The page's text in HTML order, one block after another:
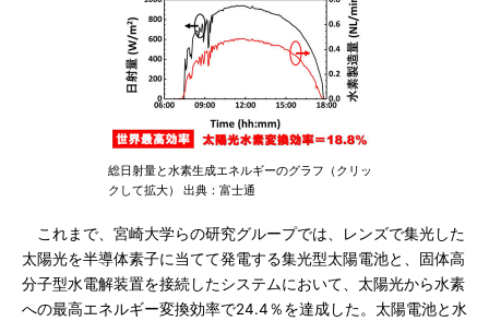
総日射量と水素生成エネルギーのグラフ（クリッ
クして拡大） 出典：富士通
これまで、宮崎大学らの研究グループでは、レンズで集光した
太陽光を半導体素子に当てて発電する集光型太陽電池と、固体高
分子型水電解装置を接続したシステムにおいて、太陽光から水素
への最高エネルギー変換効率で24.4％を達成した。太陽電池と水